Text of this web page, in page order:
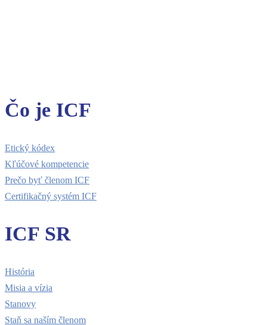
Čo je ICF
Etický kódex
Kľúčové kompetencie
Prečo byť členom ICF
Certifikačný systém ICF
ICF SR
História
Misia a vízia
Stanovy
Staň sa naším členom